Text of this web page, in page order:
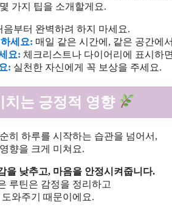
가지 팁을 소개할게요.
음부터 완벽하려 하지 마세요.
세요: 매일 같은 시간에, 같은 공간에
요: 체크리스트나 다이어리에 표시하
: 실천한 자신에게 꼭 보상을 주세요.
치는 긍정적 영향
히 하루를 시작하는 습관을 넘어서,
향을 크게 미쳐요.
을 낮추고, 마음을 안정시켜줍니다.
루틴은 감정을 정리하고
와주기 때문이에요.